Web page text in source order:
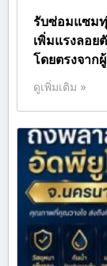
รับซ่อมแซม
เพิ่มแรงลอย
โดยตรงจาก
ดูเพิ่มเติม »